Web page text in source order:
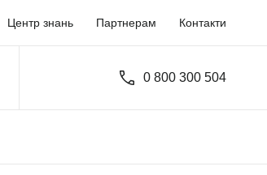
Центр знань Партнерам Контакти
0 800 300 504